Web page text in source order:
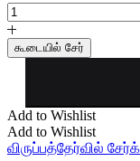
தமிழர்கள்
இந்துக்களா?
quantity
கூடையில் சேர்
Add to Wishlist
Add to Wishlist
விருப்பத்தேர்வில்